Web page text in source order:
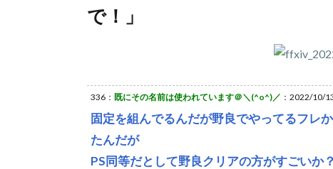
で！」
336： 既にその名前は使われています＠＼(^o^)／ ：2022/10/
固定を組んでるんだが野良でやってるフレ
たんだが
PS同等だとして野良クリアの方がすごいか？